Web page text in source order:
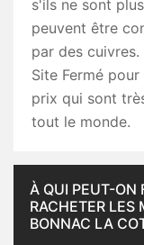
s'ils ne sont
peuvent être
par des
Site Fermé
prix qui sont
tout le monde.
À QUI PEUT-ON
RACHETER LES
BONNAC LA